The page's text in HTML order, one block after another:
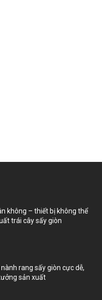
không – thiết bị không thể
trái cây sấy giòn
rang sấy giòn cực dễ,
sản xuất